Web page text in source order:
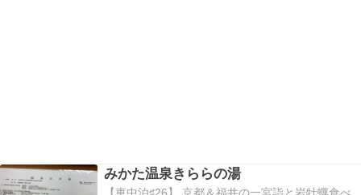
みかた温泉きららの湯